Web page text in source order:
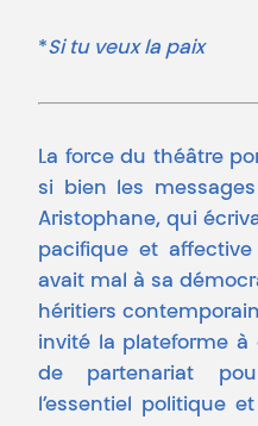
*Si tu veux la paix
La force du théâtre
si bien les
Aristophane, qui
pacifique et
avait mal à sa
héritiers
invité la plateforme à
de partenariat
l’essentiel politique